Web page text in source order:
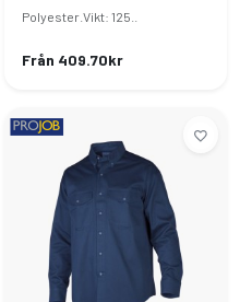
Polyester.Vikt: 125..
Från 409.70kr